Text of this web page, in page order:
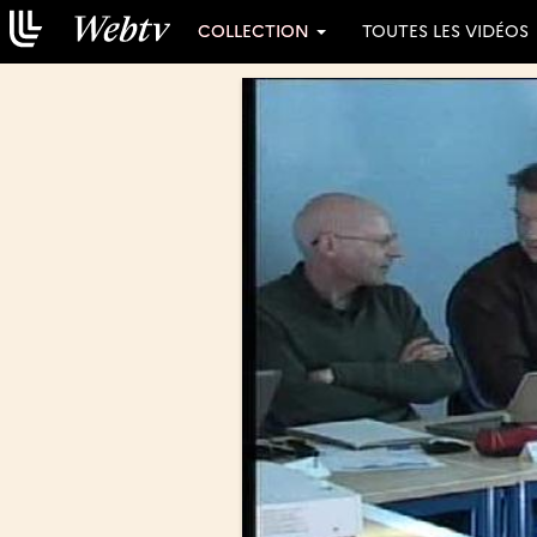
COLLECTION TOUTES LES VIDÉOS